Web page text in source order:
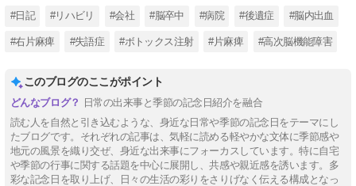
#日記 #リハビリ #会社 #脳卒中 #病院 #後遺症 #脳内出血
#右片麻痺 #失語症 #ボトックス注射 #片麻痺 #高次脳機能障害
このブログのここがポイント
日常の出来事と季節の記念日紹介を融合
読む人を自然と引き込むような、身近な日常や季節の記念日をテーマにし
たブログです。それぞれの記事は、気軽に読める軽やかな文体に季節感や
地元の風景を織り交ぜ、身近な出来事にフォーカスしています。特に自宅
や季節の行事に関する話題を中心に展開し、共感や親近感を誘います。多
彩な記念日を取り上げ、日々の生活の彩りをさりげなく伝える構成となっ